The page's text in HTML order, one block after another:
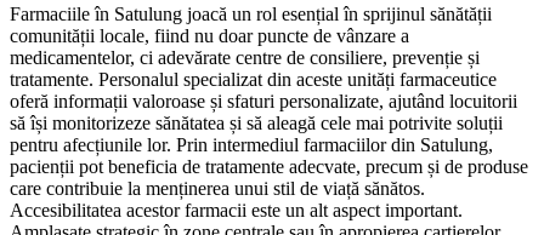
Farmaciile în Satulung joacă un rol esențial în sprijinul sănătății
comunității locale, fiind nu doar puncte de vânzare a
medicamentelor, ci adevărate centre de consiliere, prevenție și
tratamente. Personalul specializat din aceste unități farmaceutice
oferă informații valoroase și sfaturi personalizate, ajutând locuitorii
să își monitorizeze sănătatea și să aleagă cele mai potrivite soluții
pentru afecțiunile lor. Prin intermediul farmaciilor din Satulung,
pacienții pot beneficia de tratamente adecvate, precum și de produse
care contribuie la menținerea unui stil de viață sănătos.
Accesibilitatea acestor farmacii este un alt aspect important.